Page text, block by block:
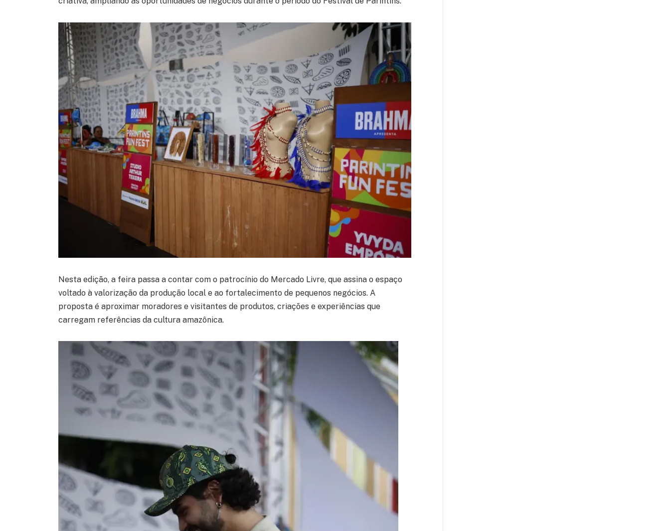
Nesta edição, a feira passa a contar com o patrocínio do Mercado Livre, que assina o espaço
voltado à valorização da produção local e ao fortalecimento de pequenos negócios. A
proposta é aproximar moradores e visitantes de produtos, criações e experiências que
carregam referências da cultura amazônica.